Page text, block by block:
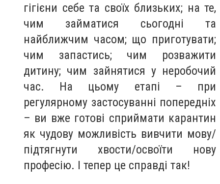
гігієни себе та своїх близьких; на те,
чим займатися сьогодні та
найближчим часом; що приготувати;
чим запастись; чим розважити
дитину; чим зайнятися у неробочий
час. На цьому етапі – при
регулярному застосуванні попередніх
– ви вже готові сприймати карантин
як чудову можливість вивчити мову/
підтягнути хвости/освоїти нову
професію. І тепер це справді так!